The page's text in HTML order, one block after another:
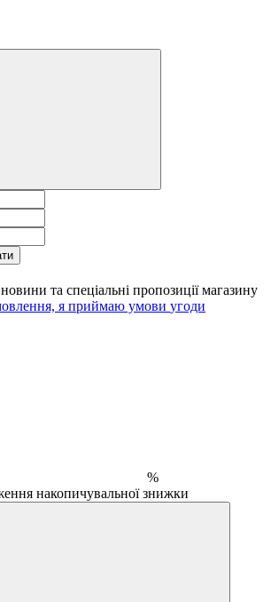
та спеціальні пропозиціїмагазину
я приймаю умови угоди
%
накопичувальної знижки